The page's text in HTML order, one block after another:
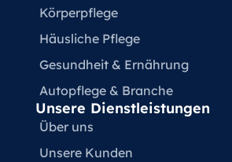
Körperpflege
Häusliche Pflege
Gesundheit & Ernährung
Autopflege & Branche
Unsere Dienstleistungen
Über uns
Unsere Kunden